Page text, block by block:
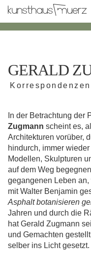
GERALD
Korrespondenzen
In der Betrachtung der
Zugmann scheint es,
Architekturen vorüber,
hindurch, immer
Modellen, Skulpturen
auf dem Weg
gegangenen Leben
mit Walter Benjamin
Asphalt botanisieren
Jahren und durch die
hat Gerald Zugmann
und Gemachten
selber ins Licht gesetzt.